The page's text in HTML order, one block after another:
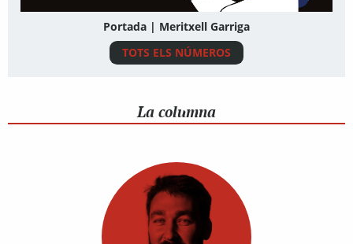
Portada | Meritxell Garriga
TOTS ELS NÚMEROS
La columna